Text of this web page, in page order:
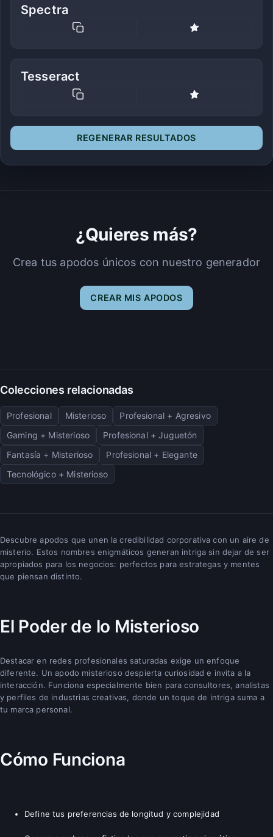
Spectra
Tesseract
REGENERAR RESULTADOS
¿Quieres más?
Crea tus apodos únicos con nuestro generador
CREAR MIS APODOS
Colecciones relacionadas
Profesional Misterioso
Profesional + Agresivo
Gaming + Misterioso
Profesional + Juguetón
Fantasía + Misterioso
Profesional + Elegante
Tecnológico + Misterioso
Descubre apodos que unen la credibilidad corporativa con un aire de
misterio. Estos nombres enigmáticos generan intriga sin dejar de ser
apropiados para los negocios: perfectos para estrategas y mentes
que piensan distinto.
El Poder de lo Misterioso
Destacar en redes profesionales saturadas exige un enfoque
diferente. Un apodo misterioso despierta curiosidad e invita a la
interacción. Funciona especialmente bien para consultores, analistas
y perfiles de industrias creativas, donde un toque de intriga suma a
tu marca personal.
Cómo Funciona
Define tus preferencias de longitud y complejidad